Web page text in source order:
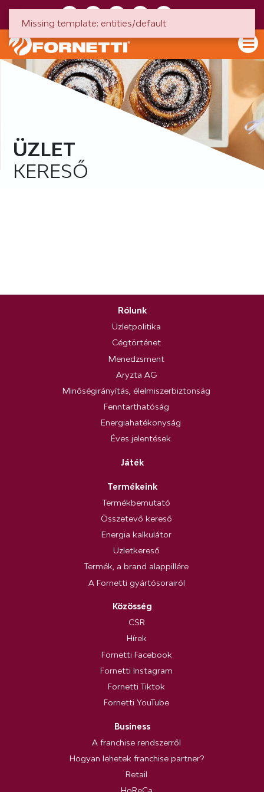
ÜZLET
KERESŐ
Rólunk
Üzletpolitika
Cégtörténet
Menedzsment
Aryzta AG
Minőségirányítás, élelmiszerbiztonság
Fenntarthatóság
Energiahatékonyság
Éves jelentések
Játék
Termékeink
Termékbemutató
Összetevő kereső
Energia kalkulátor
Üzletkereső
Termék, a brand alappillére
A Fornetti gyártósorairól
Közösség
CSR
Hírek
Fornetti Facebook
Fornetti Instagram
Fornetti Tiktok
Fornetti YouTube
Business
A franchise rendszerről
Hogyan lehetek franchise partner?
Retail
Missing template: entities/default